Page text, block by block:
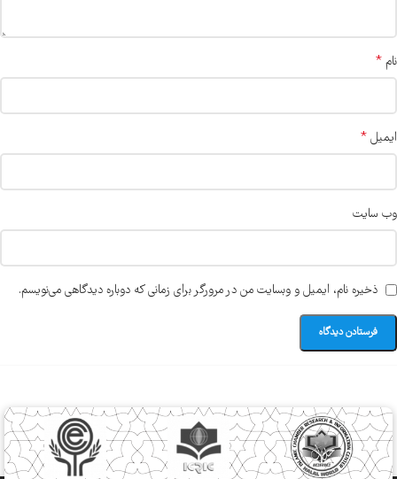
نام *
ایمیل *
وب‌ سایت
ذخیره نام، ایمیل و وبسایت من در مرورگر برای زمانی که دوباره دیدگاهی می‌نویسم.